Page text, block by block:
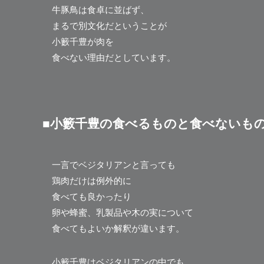
牛豚鳥は食卓に並ばず、
まるで別文化だということが
小籔千豊が肉を
食べない理由だとしています。
■小籔千豊の食べるものと食べないも
一言でベジタリアンと言っても
鶏肉だけは例外的に
食べても良かったり
卵や蜂蜜、乳製品や木の実について
食べてもよいか解釈が違います。
小籔千豊はベジタリアンの中でも